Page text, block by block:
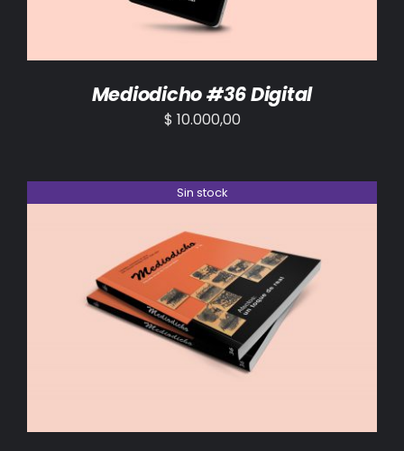
Mediodicho #36 Digital
$ 10.000,00
Sin stock
DETALLES